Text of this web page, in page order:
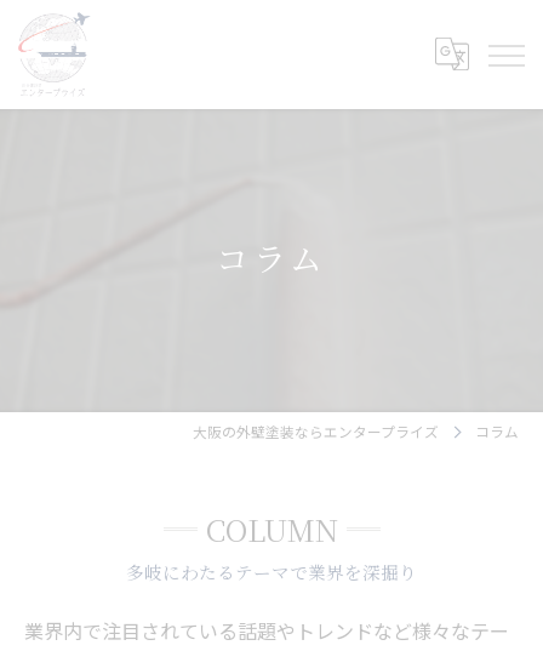
コラム
大阪の外壁塗装ならエンタープライズ コラム
COLUMN
多岐にわたるテーマで業界を深掘り
業界内で注目されている話題やトレンドなど様々なテー